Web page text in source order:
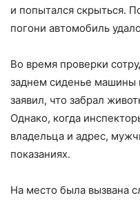
и попытался скрыться.
погони автомобиль
Во время проверки
заднем сиденье машины
заявил, что забрал
Однако, когда
владельца и адрес,
показаниях.
На место была вызвана